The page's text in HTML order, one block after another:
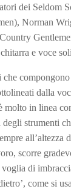
dei Seldom
Norman
e voce
dalla
in linea
degli strumenti
all’altezza
scorre
voglia di
come si